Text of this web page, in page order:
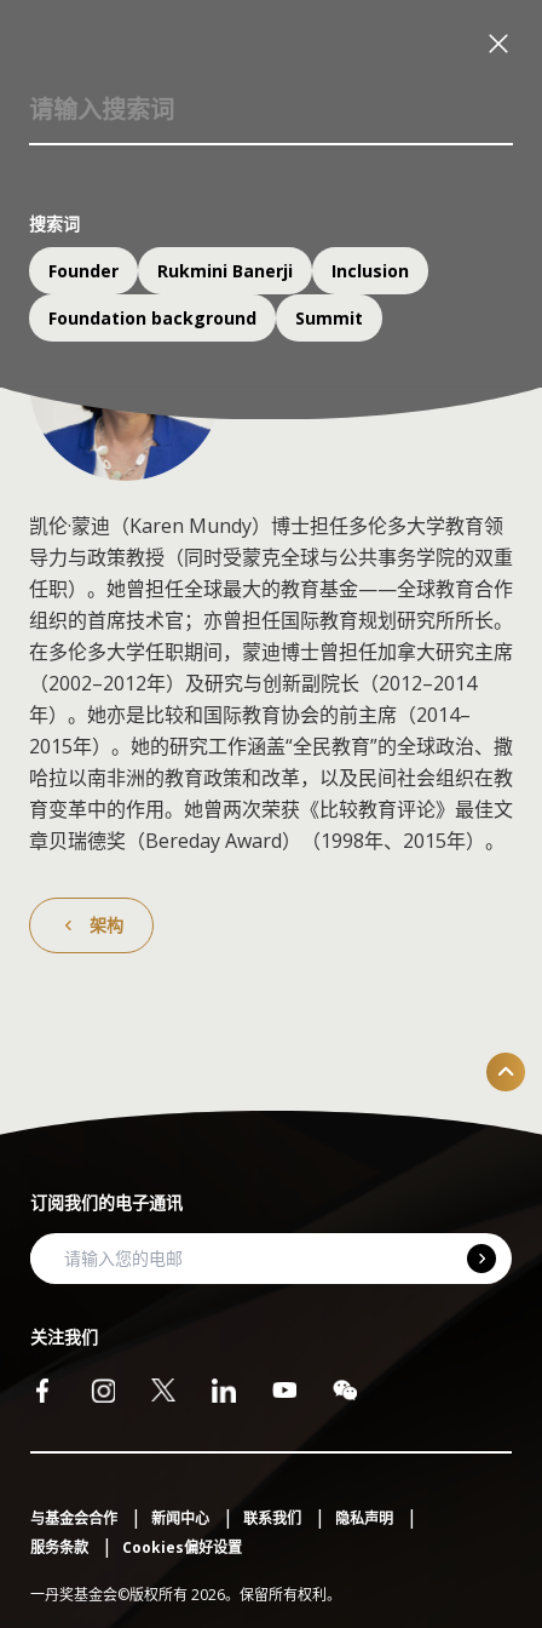
凯伦·蒙迪博士
凯伦·蒙迪（Karen Mundy）博士担任多伦多大学教育领
导力与政策教授（同时受蒙克全球与公共事务学院的双重
任职）。她曾担任全球最大的教育基金——全球教育合作
组织的首席技术官；亦曾担任国际教育规划研究所所长。
在多伦多大学任职期间，蒙迪博士曾担任加拿大研究主席
（2002–2012年）及研究与创新副院长（2012–2014
年）。她亦是比较和国际教育协会的前主席（2014–
2015年）。她的研究工作涵盖“全民教育”的全球政治、撒
哈拉以南非洲的教育政策和改革，以及民间社会组织在教
育变革中的作用。她曾两次荣获《比较教育评论》最佳文
章贝瑞德奖（Bereday Award）（1998年、2015年）。
架构
订阅我们的电子通讯
关注我们
与基金会合作 新闻中心 联系我们
隐私声明
服务条款
Cookies偏好设置
一丹奖基金会©版权所有 2026。保留所有权利。
搜索词
Founder Rukmini Banerji Inclusion
Foundation background Summit